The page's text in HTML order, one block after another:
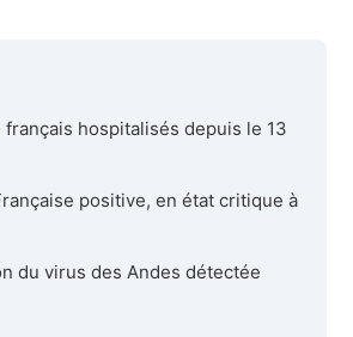
français hospitalisés depuis le 13
positive, en état critique à
du virus des Andes détectée